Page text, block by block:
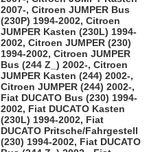
2007-, Citroen JUMPER Bus
(230P) 1994-2002, Citroen
JUMPER Kasten (230L) 1994-
2002, Citroen JUMPER (230)
1994-2002, Citroen JUMPER
Bus (244 Z_) 2002-, Citroen
JUMPER Kasten (244) 2002-,
Citroen JUMPER (244) 2002-,
Fiat DUCATO Bus (230) 1994-
2002, Fiat DUCATO Kasten
(230L) 1994-2002, Fiat
DUCATO Pritsche/Fahrgestell
(230) 1994-2002, Fiat DUCATO